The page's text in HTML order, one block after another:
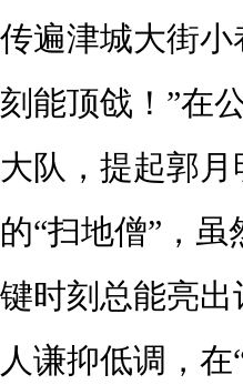
传遍津城大街
刻能顶戗！”在
大队，提起郭
的“扫地僧”，
键时刻总能亮出
人谦抑低调，